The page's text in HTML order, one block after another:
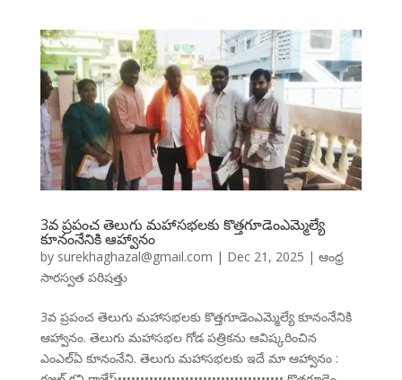
3వ ప్రపంచ తెలుగు మహాసభలకు కొత్తగూడెంఎమ్మెల్యే
కూనంనేనికి ఆహ్వానం
by surekhaghazal@gmail.com | Dec 21, 2025 | ఆంధ్ర
సారస్వత పరిషత్తు
3వ ప్రపంచ తెలుగు మహాసభలకు కొత్తగూడెంఎమ్మెల్యే కూనంనేనికి
ఆహ్వానం. తెలుగు మహాసభల గోడ పత్రికను ఆవిష్కరించిన
ఎంఎల్ఏ కూనంనేని. తెలుగు మహాసభలకు ఇదే మా ఆహ్వానం :